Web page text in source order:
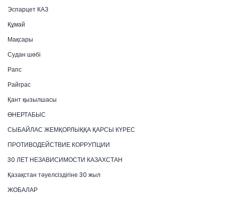
Эспарцет КАЗ
Құмай
Мақсары
Судан шөбі
Рапс
Райграс
Қант қызылшасы
ӨНЕРТАБЫС
СЫБАЙЛАС ЖЕМҚОРЛЫҚҚА ҚАРСЫ КҮРЕС
ПРОТИВОДЕЙСТВИЕ КОРРУПЦИИ
30 ЛЕТ НЕЗАВИСИМОСТИ КАЗАХСТАН
Қазақстан тәуелсіздігіне 30 жыл
ЖОБАЛАР